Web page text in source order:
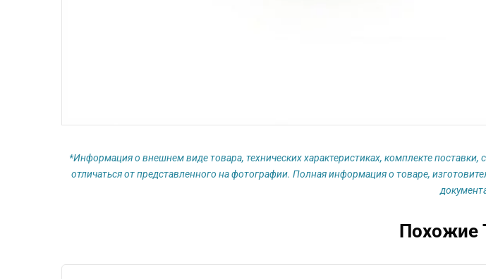
*Информация о внешнем виде товара, технических характеристиках, комплекте
отличаться от представленного на фотографии. Полная информация о товаре,
Похожие